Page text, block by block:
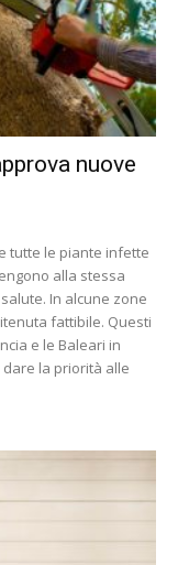
nuove
tutte le piante infette
alla stessa
In alcune zone
fattibile. Questi
e le Baleari in
la priorità alle